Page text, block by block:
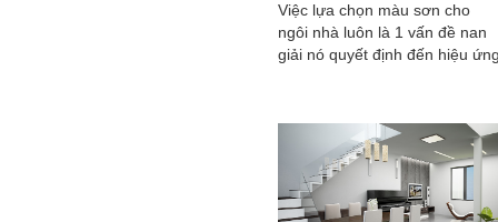
Việc lựa chọn màu sơn cho
ngôi nhà luôn là 1 vấn đề nan
giải nó quyết định đến hiệu
của gia đình bạn.